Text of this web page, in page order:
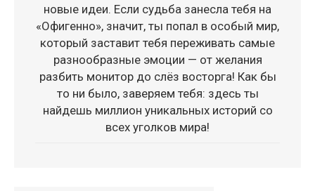
новые идеи. Если судьба занесла тебя на
«Офигенно», значит, ты попал в особый мир,
который заставит тебя переживать самые
разнообразные эмоции — от желания
разбить монитор до слёз восторга! Как бы
то ни было, заверяем тебя: здесь ты
найдешь миллион уникальных историй со
всех уголков мира!